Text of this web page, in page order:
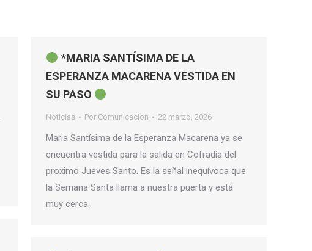
*MARIA SANTÍSIMA DE LA
ESPERANZA MACARENA VESTIDA EN
SU PASO
Noticias Por Comunicacion 22 marzo, 2026
Maria Santísima de la Esperanza Macarena ya se
encuentra vestida para la salida en Cofradía del
proximo Jueves Santo. Es la señal inequívoca que
la Semana Santa llama a nuestra puerta y está
muy cerca.